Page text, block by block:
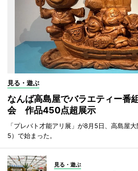
見る・遊ぶ
なんば高島屋でバラエティー番
会 作品450点超展示
「プレバト才能アリ展」が8月5日、高島屋
5）で始まった。
見る・遊ぶ